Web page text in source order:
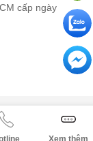
Xem thêm
4.699.000đ
5.399.000đ
cấp ngày